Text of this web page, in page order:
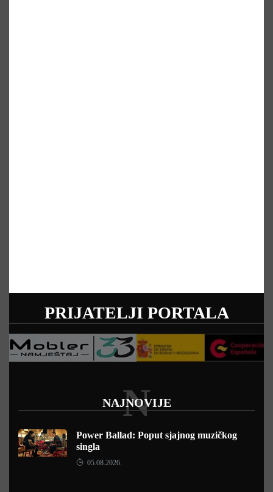
PRIJATELJI PORTALA
NAJNOVIJE
N
Power Ballad: Poput sjajnog muzičkog
singla
05.08.2026.